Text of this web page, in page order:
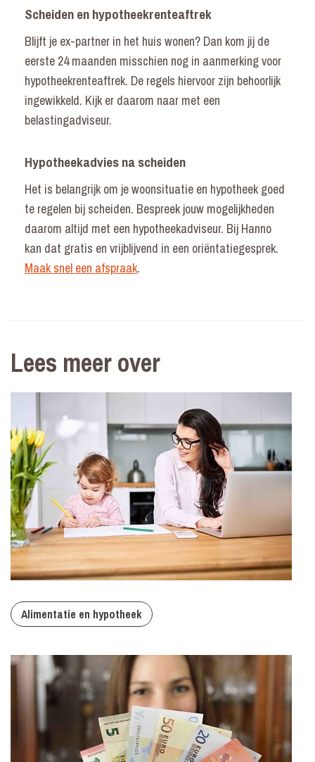
Scheiden en hypotheekrenteaftrek
Blijft je ex-partner in het huis wonen? Dan kom jij de
eerste 24 maanden misschien nog in aanmerking voor
hypotheekrenteaftrek. De regels hiervoor zijn behoorlijk
ingewikkeld. Kijk er daarom naar met een
belastingadviseur.
Hypotheekadvies na scheiden
Het is belangrijk om je woonsituatie en hypotheek goed
te regelen bij scheiden. Bespreek jouw mogelijkheden
daarom altijd met een hypotheekadviseur. Bij Hanno
kan dat gratis en vrijblijvend in een oriëntatiegesprek.
Maak snel een afspraak.
Lees meer over
Alimentatie en hypotheek